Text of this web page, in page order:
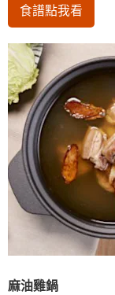
食譜點我看
麻油雞鍋